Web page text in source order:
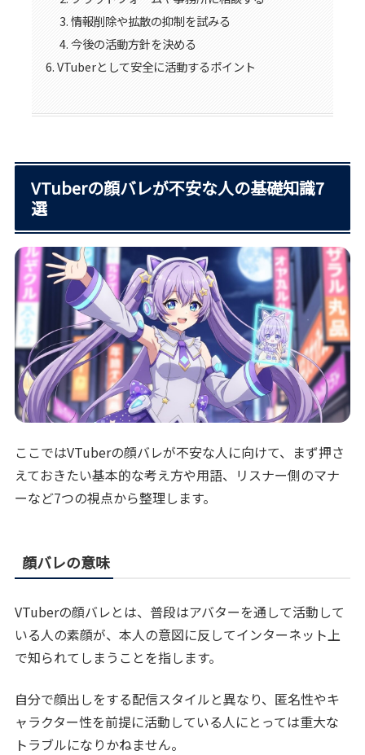
情報削除や拡散の抑制を試みる
今後の活動方針を決める
VTuberとして安全に活動するポイント
VTuberの顔バレが不安な人の基礎知識7
選
ここではVTuberの顔バレが不安な人に向けて、まず押さ
えておきたい基本的な考え方や用語、リスナー側のマナ
ーなど7つの視点から整理します。
顔バレの意味
VTuberの顔バレとは、普段はアバターを通して活動して
いる人の素顔が、本人の意図に反してインターネット上
で知られてしまうことを指します。
自分で顔出しをする配信スタイルと異なり、匿名性やキ
ャラクター性を前提に活動している人にとっては重大な
トラブルになりかねません。